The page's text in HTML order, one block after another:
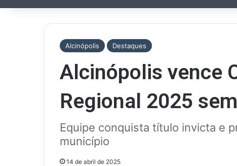
Alcinópolis Destaques
Alcinópolis vence
Regional 2025
Equipe conquista título invicta e
município
14 de abril de 2025